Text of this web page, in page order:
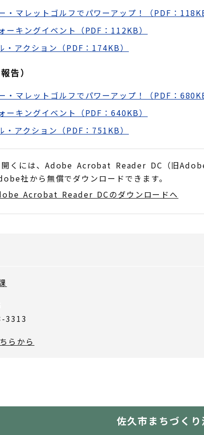
・マレットゴルフでパワーアップ！（PDF：
ーキングイベント（PDF：112KB）
・アクション（PDF：174KB）
告）
・マレットゴルフでパワーアップ！（PDF：
ーキングイベント（PDF：640KB）
・アクション（PDF：751KB）
開くには、Adobe Acrobat Reader DC（旧
社から無償でダウンロードできます。
Acrobat Reader DCのダウンロードへ
3313
らから
佐久市まちづく